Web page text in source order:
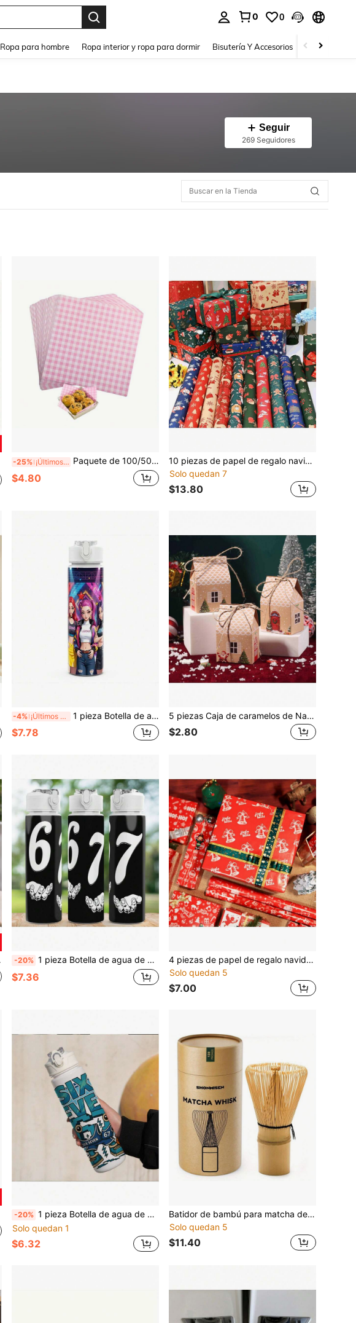
0 0
Ropa para hombre Ropa interior y ropa para dormir Bisutería Y Accesorios Zapatos
Seguir
269 Seguidores
-25% ¡Últimos 2 días Paquete de 100/50 hojas de papel encerado de cuadros vichy para alimentos - Forros resistentes a la grasa para cestas de alimentos para sándwiches, hamburguesas, pasteles - Papel sin cargo para hornear
$4.80
10 piezas de papel de regalo navideño, ramo de manzanas navideñas, regalo de flores frescas, papel de regalo para caja de regalo
Solo quedan 7
$13.80
-4% ¡Últimos 3 días 1 pieza Botella de agua de plástico estilo K-POP, botella de agua deportiva de plástico con diseño de impresión de dibujos animados, tapa abatible, botella de agua reutilizable, liviana y a prueba de fugas, adecuada para regalos de cumpleaños, Navidad, Halloween, Acción de Gracias
$7.78
5 piezas Caja de caramelos de Navidad Caja de azúcar de papel kraft Casita de Navidad Empaque de hornear Caja de caramelos feliz Spot
$2.80
-20% 1 pieza Botella de agua de plástico de 67 oz, diseño de estampado de dibujos animados con tema navideño, botella de agua deportiva de plástico, tapa abatible, botella de agua reutilizable, botella de bebida ligera a prueba de fugas para viajes, taza para beber, correr, adecuada para regalos de cumpleaños, Navidad, Halloween y Acción de Gracias
$7.36
4 piezas de papel de regalo navideño con fondo rojo, campana navideña y colgante de ángel, papel decorativo con acabado brillante de cobre
Solo quedan 5
$7.00
-20% 1 pieza Botella de agua de plástico con número de baloncesto 67, botella de agua deportiva de plástico con diseño de impresión lindo, tapa abatible, reutilizable 25oz 750ml, botella de agua de plástico, adecuada para viajes al aire libre, duradera y resistente a golpes, fácil de limpiar, ligera y portátil, ahorra espacio, perfecta para estudiantes, viajeros y entusiastas del fitness, ideal para uso personal o como regalo
Solo quedan 1
$6.32
Batidor de bambú para matcha de 120 púas, batidor tradicional japonés Chasen para matcha - Batidor de bambú auténtico japonés para el té matcha (120 púas) Vuelta a clases
Solo quedan 5
$11.40